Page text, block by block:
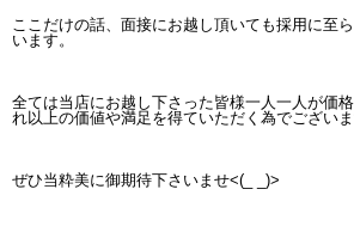
ここだけの話、面接にお越し頂いても採用に至
います。
全ては当店にお越し下さった皆様一人一人が価
れ以上の価値や満足を得ていただく為でございま
ぜひ当粋美に御期待下さいませ<(_ _)>